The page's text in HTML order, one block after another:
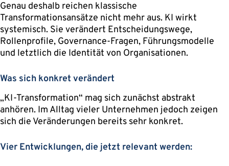
Genau deshalb reichen klassische
Transformationsansätze nicht mehr aus. KI wirkt
systemisch. Sie verändert Entscheidungswege,
Rollenprofile, Governance-Fragen, Führungsmodelle
und letztlich die Identität von Organisationen.
Was sich konkret verändert
„KI-Transformation“ mag sich zunächst abstrakt
anhören. Im Alltag vieler Unternehmen jedoch zeigen
sich die Veränderungen bereits sehr konkret.
Vier Entwicklungen, die jetzt relevant werden: